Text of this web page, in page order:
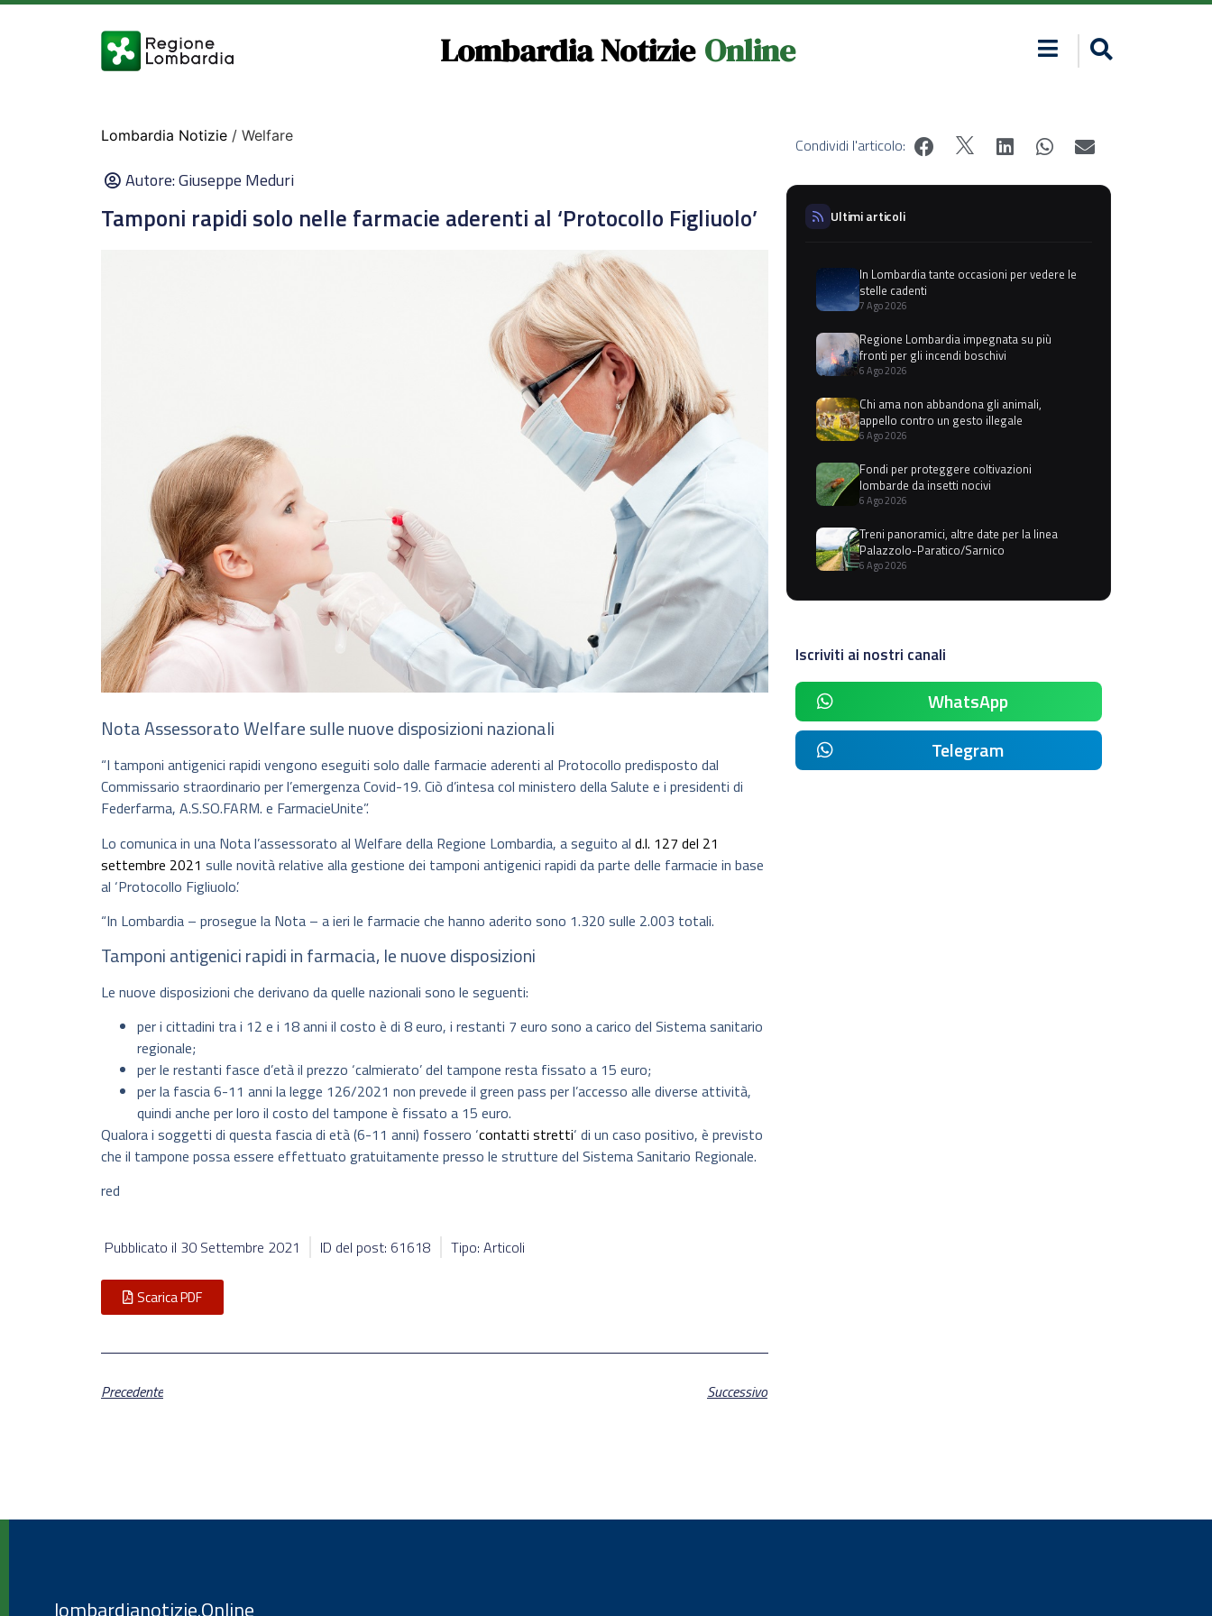
Lombardia Notizie Online
Lombardia Notizie / Welfare
Autore:Giuseppe Meduri
Tamponi rapidi solo nelle farmacie aderenti al ‘Protocollo Figliuolo’
Nota Assessorato Welfare sulle nuove disposizioni nazionali
“I tamponi antigenici rapidi vengono eseguiti solo dalle farmacie aderenti al Protocollo predisposto dal
Commissario straordinario per l’emergenza Covid-19. Ciò d’intesa col ministero della Salute e i presidenti di
Federfarma, A.S.SO.FARM. e FarmacieUnite”.
Lo comunica in una Nota l’assessorato al Welfare della Regione Lombardia, a seguito al d.l. 127 del 21
settembre 2021 sulle novità relative alla gestione dei tamponi antigenici rapidi da parte delle farmacie in base
al ‘Protocollo Figliuolo’.
“In Lombardia – prosegue la Nota – a ieri le farmacie che hanno aderito sono 1.320 sulle 2.003 totali.
Tamponi antigenici rapidi in farmacia, le nuove disposizioni
Le nuove disposizioni che derivano da quelle nazionali sono le seguenti:
per i cittadini tra i 12 e i 18 anni il costo è di 8 euro, i restanti 7 euro sono a carico del Sistema sanitario
regionale;
per le restanti fasce d’età il prezzo ‘calmierato’ del tampone resta fissato a 15 euro;
per la fascia 6-11 anni la legge 126/2021 non prevede il green pass per l’accesso alle diverse attività,
quindi anche per loro il costo del tampone è fissato a 15 euro.
Qualora i soggetti di questa fascia di età (6-11 anni) fossero ‘contatti stretti‘ di un caso positivo, è previsto
che il tampone possa essere effettuato gratuitamente presso le strutture del Sistema Sanitario Regionale.
red
Pubblicato il 30 Settembre 2021 ID del post: 61618 Tipo: Articoli
Scarica PDF
Precedente Successivo
Condividi l'articolo:
Ultimi articoli
In Lombardia tante occasioni per vedere le
stelle cadenti
7 Ago 2026
Regione Lombardia impegnata su più
fronti per gli incendi boschivi
6 Ago 2026
Chi ama non abbandona gli animali,
appello contro un gesto illegale
6 Ago 2026
Fondi per proteggere coltivazioni
lombarde da insetti nocivi
6 Ago 2026
Treni panoramici, altre date per la linea
Palazzolo-Paratico/Sarnico
6 Ago 2026
Iscriviti ai nostri canali
WhatsApp
Telegram
lombardianotizie.Online